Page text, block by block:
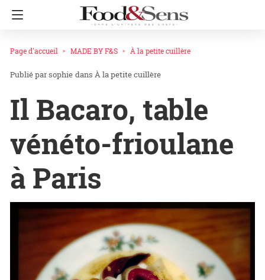
Page d'accueil MADE BY F&S À la petite cuillère
sophie dans À la petite cuillère
Il Bacaro, table
vénéto-frioulane
à Paris